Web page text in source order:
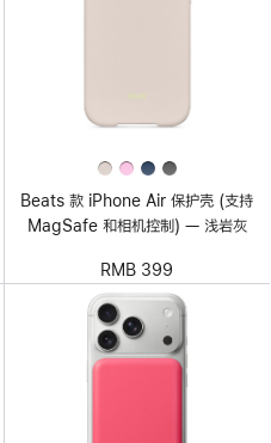
Beats 款 iPhone Air 保护壳 (支持
MagSafe 和相机控制) — 浅岩灰
RMB 399